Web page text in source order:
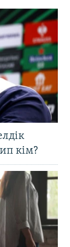
кім?